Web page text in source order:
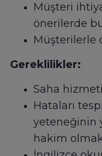
Müşteri
önerilerde
Müşterilerle
Gereklilikler:
Saha
Hataları
yeteneğinin
hakim